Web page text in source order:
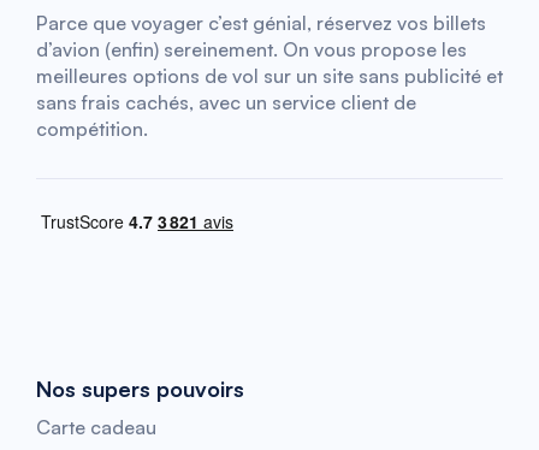
Parce que voyager c’est génial, réservez vos billets
d’avion (enfin) sereinement. On vous propose les
meilleures options de vol sur un site sans publicité et
sans frais cachés, avec un service client de
compétition.
Nos supers pouvoirs
Carte cadeau